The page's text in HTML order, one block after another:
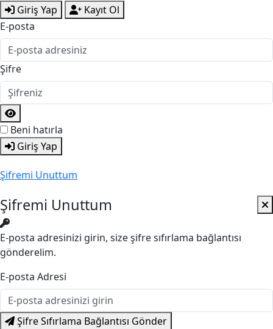
Giriş Yap
Kayıt Ol
E-posta
Şifre
Beni hatırla
Giriş Yap
Şifremi Unuttum
Şifremi Unuttum
E-posta adresinizi girin, size şifre sıfırlama bağlantısı
gönderelim.
E-posta Adresi
Şifre Sıfırlama Bağlantısı Gönder